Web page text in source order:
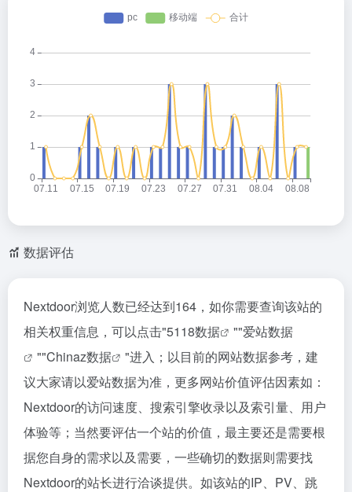
数据评估
Nextdoor浏览人数已经达到164，如你需要查询该站的
相关权重信息，可以点击"5118数据 ""爱站数据
""Chinaz数据
"进入；以目前的网站数据参考，建
议大家请以爱站数据为准，更多网站价值评估因素如：
Nextdoor的访问速度、搜索引擎收录以及索引量、用户
体验等；当然要评估一个站的价值，最主要还是需要根
据您自身的需求以及需要，一些确切的数据则需要找
Nextdoor的站长进行洽谈提供。如该站的IP、PV、跳